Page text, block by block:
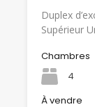
Duplex
Supérieur
Chambres
4
À vendre